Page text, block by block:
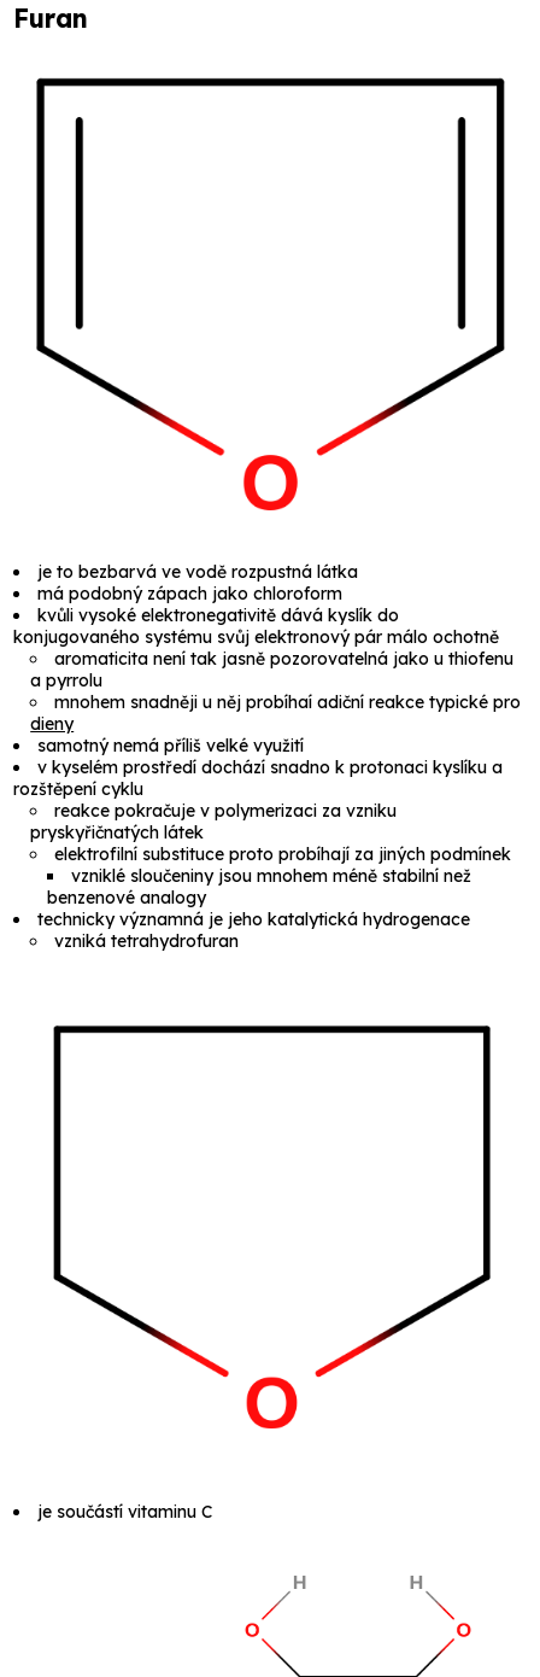
Furan
je to bezbarvá ve vodě rozpustná látka
má podobný zápach jako chloroform
kvůli vysoké elektronegativitě dává kyslík do
konjugovaného systému svůj elektronový pár málo ochotně
aromaticita není tak jasně pozorovatelná jako u thiofenu
a pyrrolu
mnohem snadněji u něj probíhaí adiční reakce typické pro
dieny
samotný nemá příliš velké využití
v kyselém prostředí dochází snadno k protonaci kyslíku a
rozštěpení cyklu
reakce pokračuje v polymerizaci za vzniku
pryskyřičnatých látek
elektrofilní substituce proto probíhají za jiných podmínek
vzniklé sloučeniny jsou mnohem méně stabilní než
benzenové analogy
technicky významná je jeho katalytická hydrogenace
vznikátetrahydrofuran
je součástí vitaminu C